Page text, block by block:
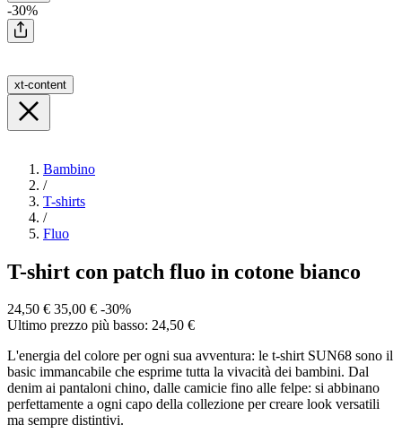
-30%
xt-content
Bambino
/
T-shirts
/
Fluo
T-shirt con patch fluo in cotone bianco
24,50 € 35,00 € -30%
Ultimo prezzo più basso: 24,50 €
L'energia del colore per ogni sua avventura: le t-shirt SUN68 sono il
basic immancabile che esprime tutta la vivacità dei bambini. Dal
denim ai pantaloni chino, dalle camicie fino alle felpe: si abbinano
perfettamente a ogni capo della collezione per creare look versatili
ma sempre distintivi.